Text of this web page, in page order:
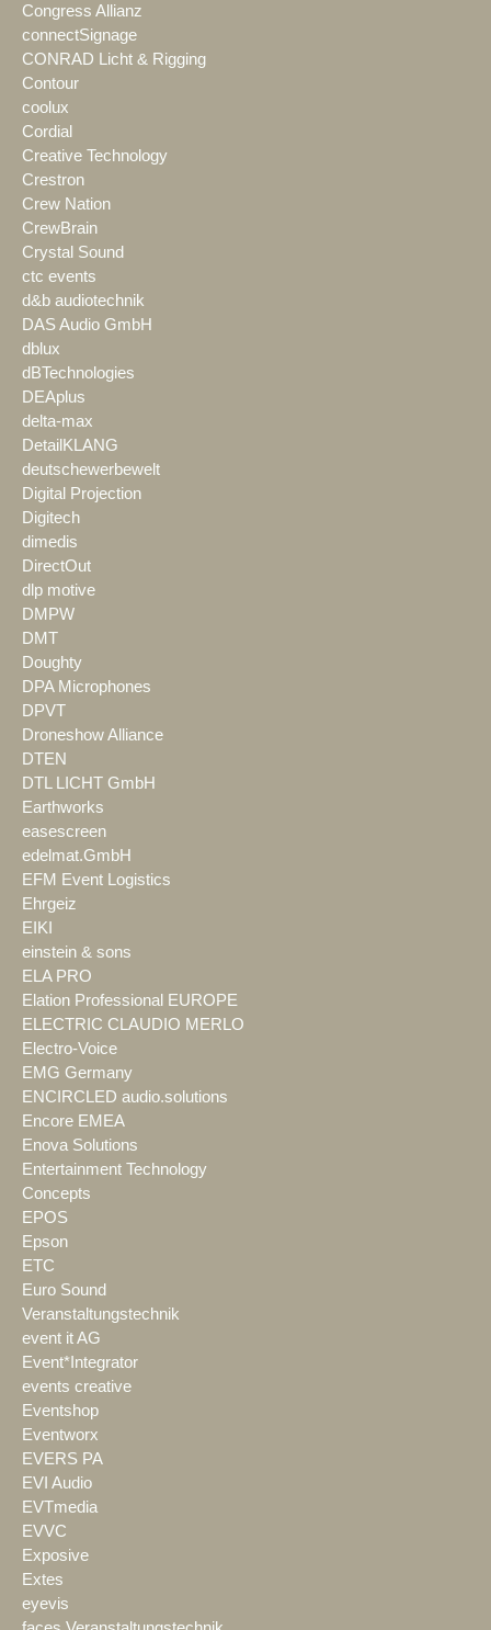
Congress Allianz
connectSignage
CONRAD Licht & Rigging
Contour
coolux
Cordial
Creative Technology
Crestron
Crew Nation
CrewBrain
Crystal Sound
ctc events
d&b audiotechnik
DAS Audio GmbH
dblux
dBTechnologies
DEAplus
delta-max
DetailKLANG
deutschewerbewelt
Digital Projection
Digitech
dimedis
DirectOut
dlp motive
DMPW
DMT
Doughty
DPA Microphones
DPVT
Droneshow Alliance
DTEN
DTL LICHT GmbH
Earthworks
easescreen
edelmat.GmbH
EFM Event Logistics
Ehrgeiz
EIKI
einstein & sons
ELA PRO
Elation Professional EUROPE
ELECTRIC CLAUDIO MERLO
Electro-Voice
EMG Germany
ENCIRCLED audio.solutions
Encore EMEA
Enova Solutions
Entertainment Technology
Concepts
EPOS
Epson
ETC
Euro Sound
Veranstaltungstechnik
event it AG
Event*Integrator
events creative
Eventshop
Eventworx
EVERS PA
EVI Audio
EVTmedia
EVVC
Exposive
Extes
eyevis